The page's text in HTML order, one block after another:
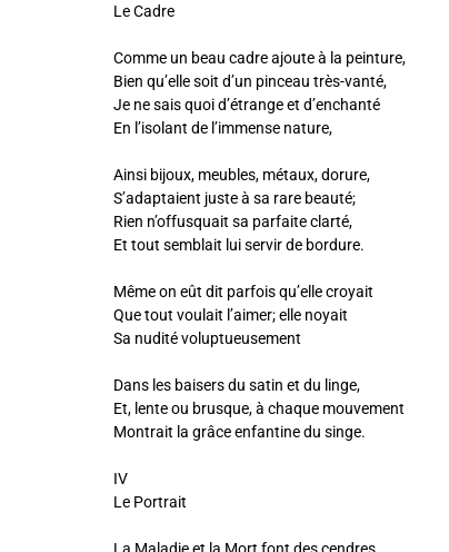
Le Cadre
Comme un beau cadre ajoute à la peinture,
Bien qu’elle soit d’un pinceau très-vanté,
Je ne sais quoi d’étrange et d’enchanté
En l’isolant de l’immense nature,
Ainsi bijoux, meubles, métaux, dorure,
S’adaptaient juste à sa rare beauté;
Rien n’offusquait sa parfaite clarté,
Et tout semblait lui servir de bordure.
Même on eût dit parfois qu’elle croyait
Que tout voulait l’aimer; elle noyait
Sa nudité voluptueusement
Dans les baisers du satin et du linge,
Et, lente ou brusque, à chaque mouvement
Montrait la grâce enfantine du singe.
IV
Le Portrait